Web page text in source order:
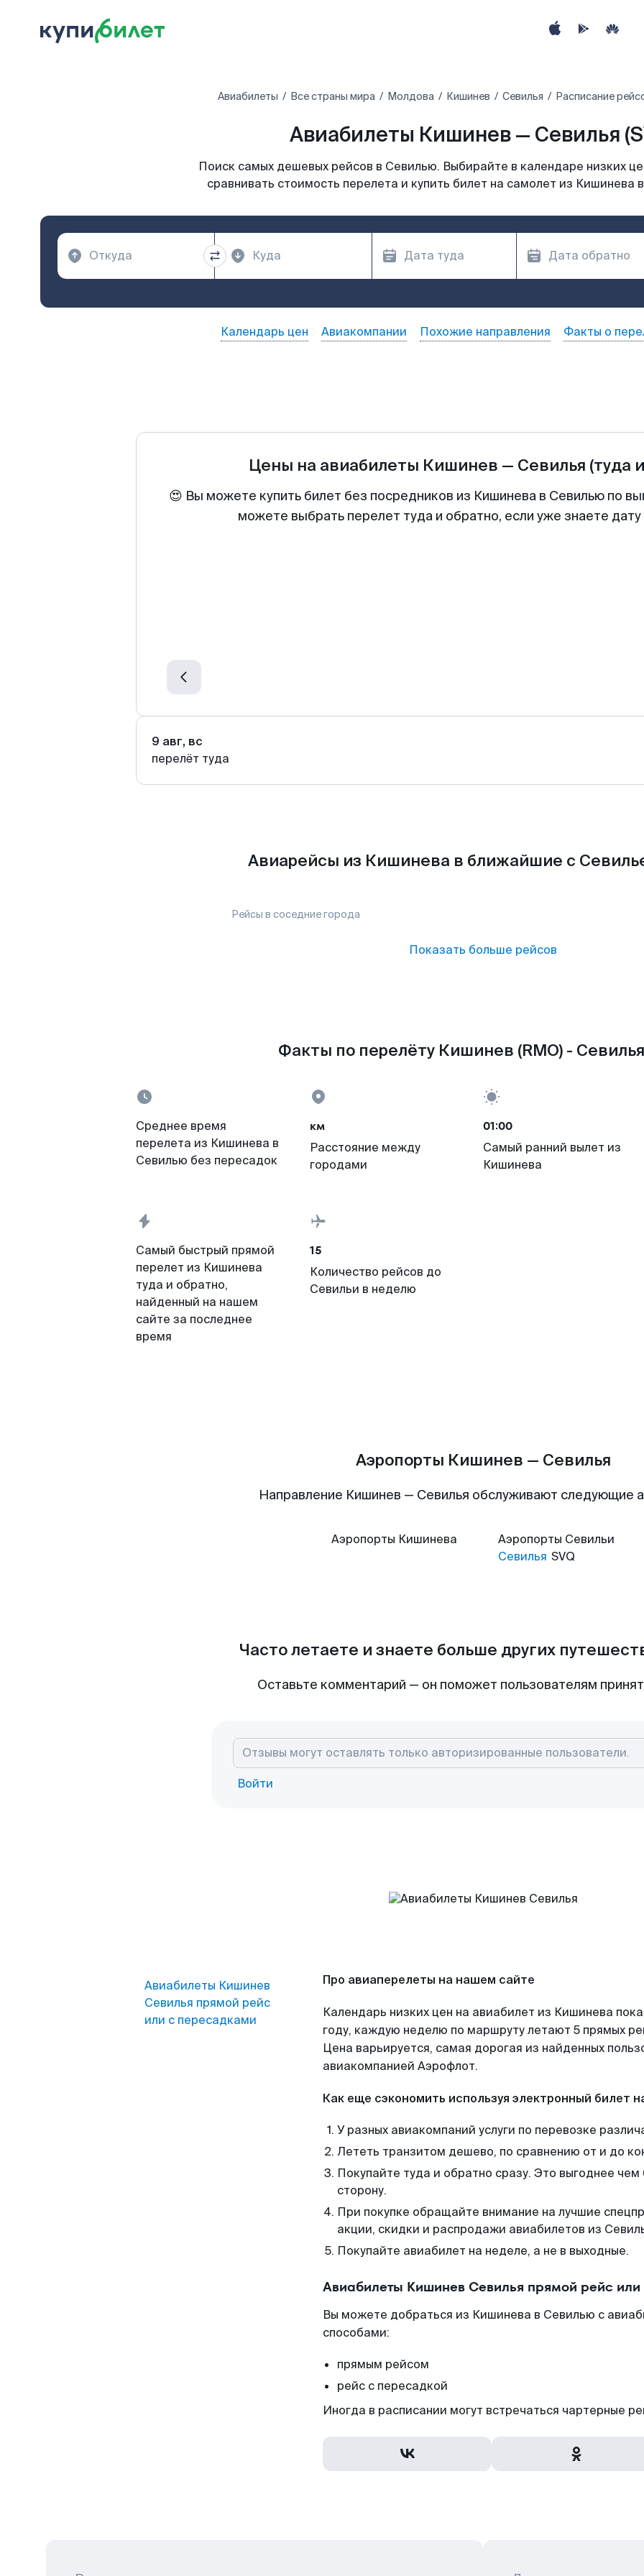
Авиабилеты Все страны мира Молдова Кишинев Севилья Расписание
Авиабилеты Кишинев — Севилья
Поиск самых дешевых рейсов в Севилью. Выбирайте в календаре низких
сравнивать стоимость перелета и купить билет на самолет из Кишинева
Календарь цен Авиакомпании Похожие направления Факты о
Цены на авиабилеты Кишинев — Севилья (туда
😍 Вы можете купить билет без посредников из Кишинева в Севилью по
можете выбрать перелет туда и обратно, если уже знаете
9 авг, вс
перелёт туда
Авиарейсы из Кишинева в ближайшие с
Рейсы в соседние города
Показать больше рейсов
Факты по перелёту Кишинев (RMO) - Севилья
Среднее время
перелета из Кишинева в
Севилью без пересадок
км
Расстояние между
городами
01:00
Самый ранний вылет из
Кишинева
Самый быстрый прямой
перелет из Кишинева
туда и обратно,
найденный на нашем
сайте за последнее
время
15
Количество рейсов до
Севильи в неделю
Аэропорты Кишинев — Севилья
Направление Кишинев — Севилья обслуживают следующие
Аэропорты Кишинева Аэропорты Севильи
Севилья SVQ
Часто летаете и знаете больше других
Оставьте комментарий — он поможет пользователям
Войти
Авиабилеты Кишинев
Севилья прямой рейс
или с пересадками
Про авиаперелеты на нашем сайте
Календарь низких цен на авиабилет из Кишинева
году, каждую неделю по маршруту летают 5 прямых
Цена варьируется, самая дорогая из найденных
авиакомпанией Аэрофлот.
Как еще сэкономить используя электронный билет
У разных авиакомпаний услуги по перевозке
Лететь транзитом дешево, по сравнению от и до
Покупайте туда и обратно сразу. Это выгоднее
сторону.
При покупке обращайте внимание на лучшие
акции, скидки и распродажи авиабилетов из
Покупайте авиабилет на неделе, а не в выходные.
Авиабилеты Кишинев Севилья прямой рейс
Вы можете добраться из Кишинева в Севилью с
способами:
прямым рейсом
рейс с пересадкой
Иногда в расписании могут встречаться чартерные